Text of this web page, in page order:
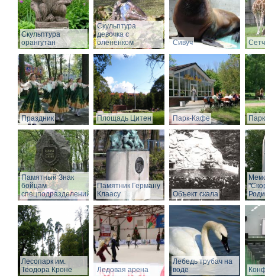
Скульптура
орангутан
Скульптура
девочка с
олененком
Сивуч
Праздник Площадь Цитен Парк-Кафе
Памятный Знак
бойцам
спецподразделений
Памятник Герману
Клаасу
Объект скала
Лесопарк им.
Теодора Кроне
Ледовая арена
Лебедь трубач на
воде